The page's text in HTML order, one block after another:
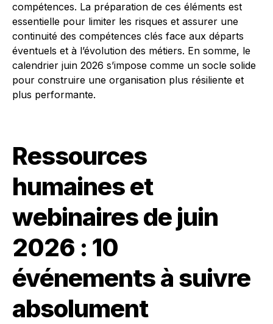
compétences. La préparation de ces éléments est
essentielle pour limiter les risques et assurer une
continuité des compétences clés face aux départs
éventuels et à l’évolution des métiers. En somme, le
calendrier juin 2026 s’impose comme un socle solide
pour construire une organisation plus résiliente et
plus performante.
Ressources
humaines et
webinaires de juin
2026 : 10
événements à suivre
absolument